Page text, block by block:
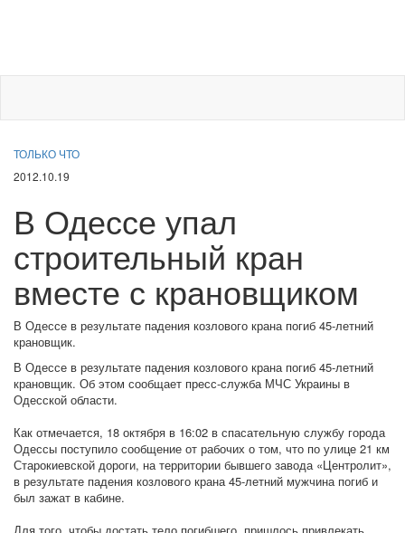
ТОЛЬКО ЧТО
2012.10.19
В Одессе упал
строительный кран
вместе с крановщиком
В Одессе в результате падения козлового крана погиб 45-летний
крановщик.
В Одессе в результате падения козлового крана погиб 45-летний
крановщик. Об этом сообщает пресс-служба МЧС Украины в
Одесской области.
Как отмечается, 18 октября в 16:02 в спасательную службу города
Одессы поступило сообщение от рабочих о том, что по улице 21 км
Старокиевской дороги, на территории бывшего завода «Центролит»,
в результате падения козлового крана 45-летний мужчина погиб и
был зажат в кабине.